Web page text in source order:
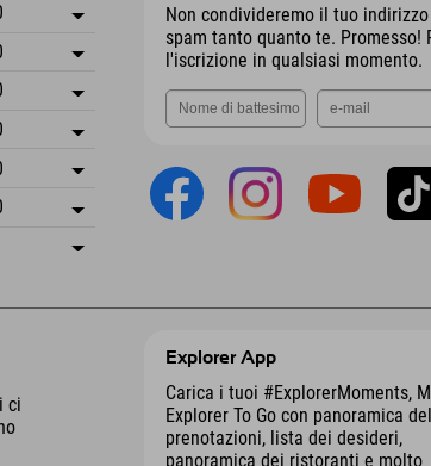
Non condivideremo il tuo
spam tanto quanto te. Promesso!
l'iscrizione in qualsiasi momento.
Explorer App
Carica i tuoi #ExplorerMoments,
Explorer To Go con panoramica
prenotazioni, lista dei desideri,
panoramica dei ristoranti e molto
ci